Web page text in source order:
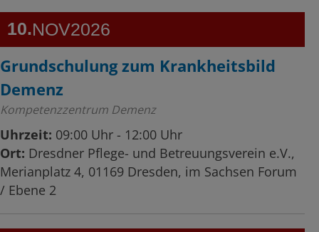
10 NOV2026
Grundschulung zum Krankheitsbild
Demenz
Kompetenzzentrum Demenz
Uhrzeit: 09:00 Uhr - 12:00 Uhr
Ort: Dresdner Pflege- und Betreuungsverein e.V.,
Merianplatz 4, 01169 Dresden, im Sachsen Forum
/ Ebene 2